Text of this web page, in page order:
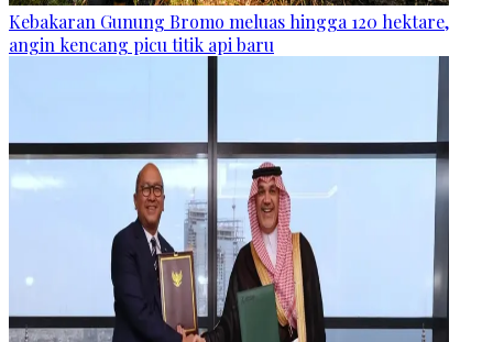
Kebakaran Gunung Bromo meluas hingga 120 hektare,
angin kencang picu titik api baru